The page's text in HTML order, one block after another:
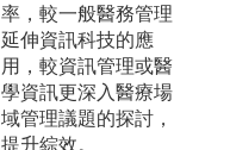
率，較一般醫務管理
延伸資訊科技的應
用，較資訊管理或醫
學資訊更深入醫療場
域管理議題的探討，
提升綜效。